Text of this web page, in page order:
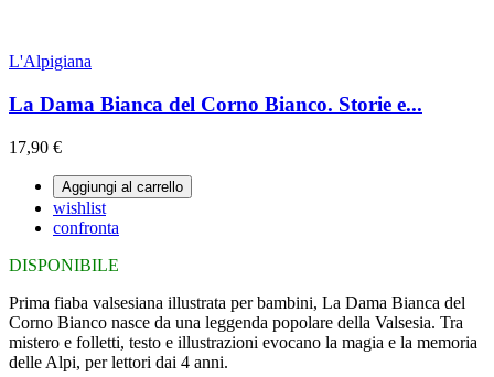
L'Alpigiana
La Dama Bianca del Corno Bianco. Storie e...
17,90 €
Aggiungi al carrello
wishlist
confronta
DISPONIBILE
Prima fiaba valsesiana illustrata per bambini, La Dama Bianca del
Corno Bianco nasce da una leggenda popolare della Valsesia. Tra
mistero e folletti, testo e illustrazioni evocano la magia e la memoria
delle Alpi, per lettori dai 4 anni.